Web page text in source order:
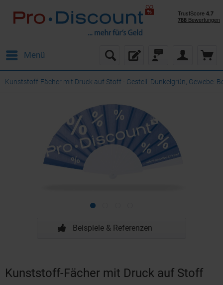
Menü
Kunststoff-Fächer mit Druck auf Stoff - Gestell: Dunkelgrün, Gewebe:
Beispiele & Referenzen
Kunststoff-Fächer mit Druck auf Stoff